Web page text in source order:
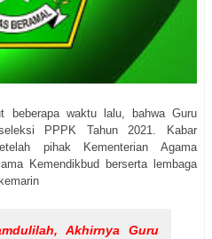
beberapa waktu lalu, bahwa Guru
PPPK Tahun 2021. Kabar
pihak Kementerian Agama
Kemendikbud berserta lembaga
Akhirnya Guru